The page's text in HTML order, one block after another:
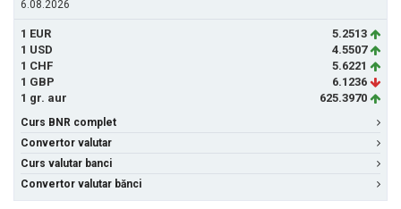
6.08.2026
1 EUR
5.2513
1 USD
4.5507
1 CHF
5.6221
1 GBP
6.1236
1 gr. aur
625.3970
Curs BNR complet
Convertor valutar
Curs valutar banci
Convertor valutar bănci